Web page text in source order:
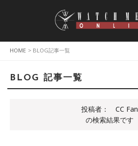
HOME > BLOG記事一覧
BLOG 記事一覧
投稿者：
CC Fan
の検索結果です